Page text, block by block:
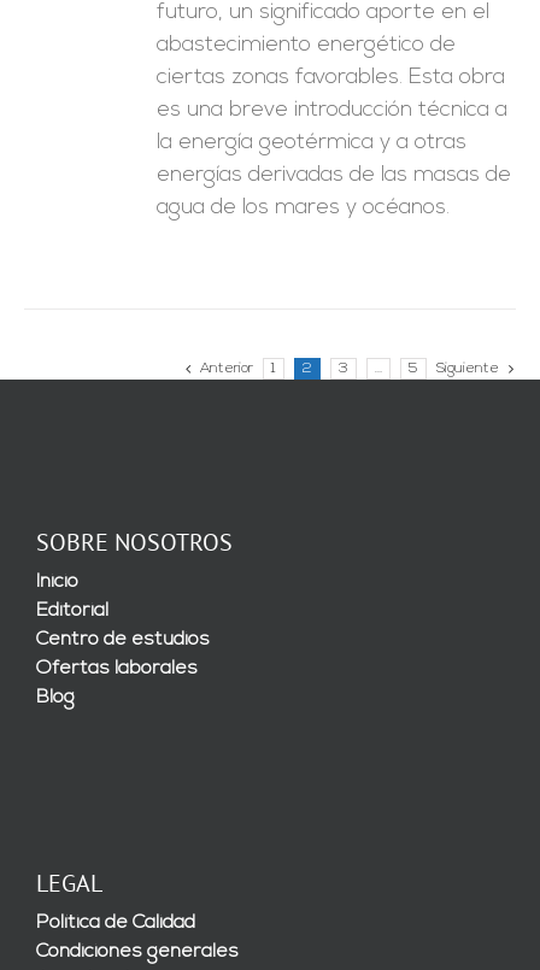
futuro, un significado aporte en el
abastecimiento energético de
ciertas zonas favorables. Esta obra
es una breve introducción técnica a
la energía geotérmica y a otras
energías derivadas de las masas de
agua de los mares y océanos.
Anterior 1 2 3 … 5 Siguiente
SOBRE NOSOTROS
Inicio
Editorial
Centro de estudios
Ofertas laborales
Blog
LEGAL
Política de Calidad
Condiciones generales